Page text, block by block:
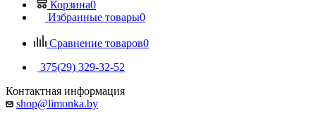
Корзина0
Избранные товары0
Сравнение товаров0
375(29) 329-32-52
Контактная информация
shop@limonka.by